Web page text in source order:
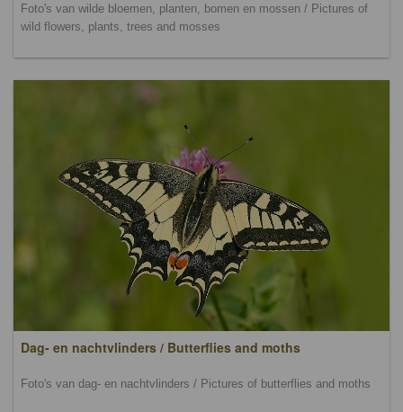
Foto's van wilde bloemen, planten, bomen en mossen / Pictures of
wild flowers, plants, trees and mosses
Dag- en nachtvlinders / Butterflies and moths
Foto's van dag- en nachtvlinders / Pictures of butterflies and moths